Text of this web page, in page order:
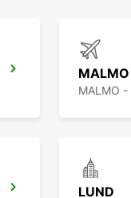
MALMO
MALMO -
LUND